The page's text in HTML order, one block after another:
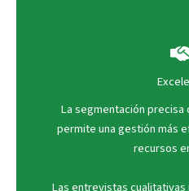
La segmentación
permite una gestión más
recursos
Las entrevistas